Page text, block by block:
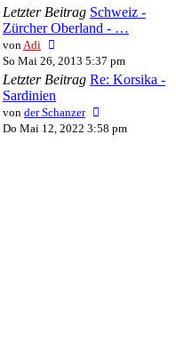
Letzter Beitrag Schweiz -
Zürcher Oberland - …
vonAdi
Beitrag
So Mai 26, 2013 5:37 pm
Letzter Beitrag Re: Korsika -
Sardinien
von der Schanzer
Beitrag
Do Mai 12, 2022 3:58 pm